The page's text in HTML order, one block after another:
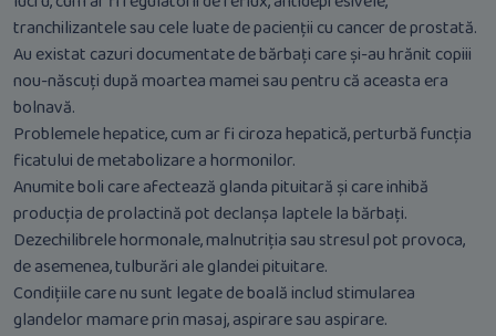
tranchilizantele sau cele luate de pacienții cu cancer de prostată.
Au existat cazuri documentate de bărbați care și-au hrănit copiii
nou-născuți după moartea mamei sau pentru că aceasta era
bolnavă.
Problemele hepatice, cum ar fi ciroza hepatică, perturbă funcția
ficatului de metabolizare a hormonilor.
Anumite boli care afectează glanda pituitară și care inhibă
producția de prolactină pot declanșa laptele la bărbați.
Dezechilibrele hormonale, malnutriția sau stresul pot provoca,
de asemenea, tulburări ale glandei pituitare.
Condițiile care nu sunt legate de boală includ stimularea
glandelor mamare prin masaj, aspirare sau aspirare.